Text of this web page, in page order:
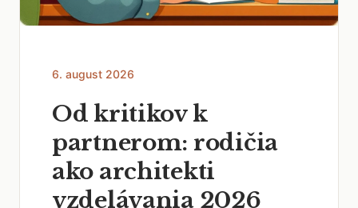
6. august 2026
Od kritikov k
partnerom: rodičia
ako architekti
vzdelávania 2026